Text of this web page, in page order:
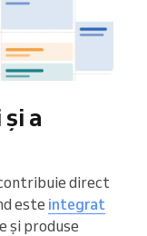
a
direct
este integrat
și produse